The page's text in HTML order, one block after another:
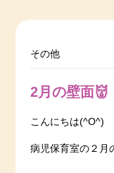
その他
2月の壁面👹
こんにちは(^O^)
病児保育室の２月